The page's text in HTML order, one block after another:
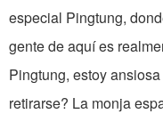
especial Pingtung,
gente de aquí es
Pingtung, estoy
retirarse? La monja